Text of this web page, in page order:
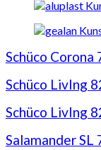
Schüco Corona
Schüco LivIng
Schüco LivIng
Salamander SL